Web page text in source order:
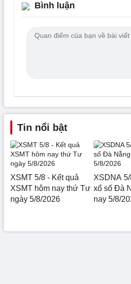
Bình luận
Tin nổi bật
XSMT 5/8 - Kết quả
XSMT hôm nay thứ Tư
ngày 5/8/2026
XSDNA
xổ số Đà
nay 5/8/